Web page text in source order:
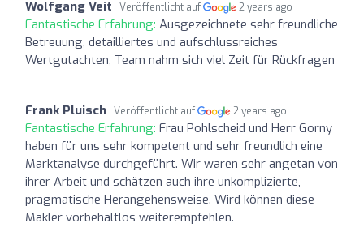
Wolfgang Veit Veröffentlicht auf 2 years ago
Fantastische Erfahrung: Ausgezeichnete sehr freundliche
Betreuung, detailliertes und aufschlussreiches
Wertgutachten, Team nahm sich viel Zeit für Rückfragen
Frank Pluisch Veröffentlicht auf 2 years ago
Fantastische Erfahrung: Frau Pohlscheid und Herr Gorny
haben für uns sehr kompetent und sehr freundlich eine
Marktanalyse durchgeführt. Wir waren sehr angetan von
ihrer Arbeit und schätzen auch ihre unkomplizierte,
pragmatische Herangehensweise. Wird können diese
Makler vorbehaltlos weiterempfehlen.